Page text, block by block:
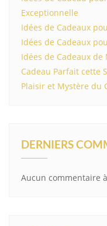
Exceptionnelle
Idées de Cadeaux
Idées de Cadeaux
Idées de Cadeaux de
Cadeau Parfait cette
Plaisir et Mystère du
DERNIERS
Aucun commentaire